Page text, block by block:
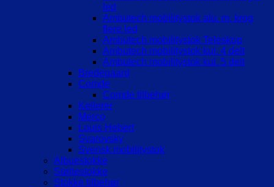
led
Ambutech mobilitystok alu. m. krog
flere led
Ambutech mobilitystok Teleskop
Ambutech mobilitystok kul. 4 delt
Ambutech mobilitystok kul. 5 delt
Bredegaard
Comde
Comde tilbehør
Kellerer
Merco
Louis Hebert
Svarovsky
Svensk mobilitystok
Albuestokke
Støttestokke
Stokke tilbehør